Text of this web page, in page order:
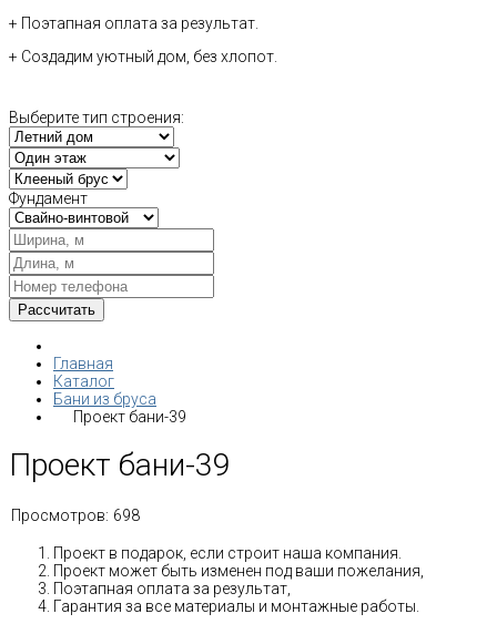
+ Поэтапная оплата за результат.
+ Создадим уютный дом, без хлопот.
Выберите тип строения:
Фундамент
Главная
Каталог
Бани из бруса
Проект бани-39
Проект бани-39
Просмотров: 698
Проект в подарок, если строит наша компания.
Проект может быть изменен под ваши пожелания,
Поэтапная оплата за результат,
Гарантия за все материалы и монтажные работы.